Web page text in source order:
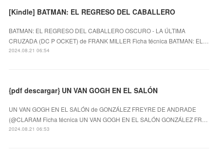
[Kindle] BATMAN: EL REGRESO DEL CABALLERO
BATMAN: EL REGRESO DEL CABALLERO OSCURO - LA ÚLTIMA
CRUZADA (DC P OCKET) de FRANK MILLER Ficha técnica BATMAN: EL…
2024.08.21 06:54
{pdf descargar} UN VAN GOGH EN EL SALÓN
UN VAN GOGH EN EL SALÓN de GONZÁLEZ FREYRE DE ANDRADE
(@CLARAM Ficha técnica UN VAN GOGH EN EL SALÓN GONZÁLEZ FR…
2024.08.21 06:53